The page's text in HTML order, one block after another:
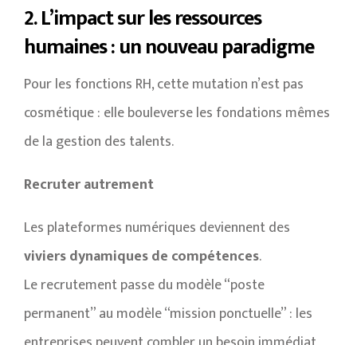
2. L’impact sur les ressources
humaines : un nouveau paradigme
Pour les fonctions RH, cette mutation n’est pas
cosmétique : elle bouleverse les fondations mêmes
de la gestion des talents.
Recruter autrement
Les plateformes numériques deviennent des
viviers dynamiques de compétences.
Le recrutement passe du modèle “poste
permanent” au modèle “mission ponctuelle” : les